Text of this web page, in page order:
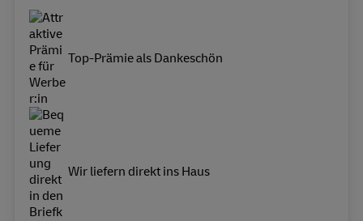
Top-Prämie als Dankeschön
Wir liefern direkt ins Haus